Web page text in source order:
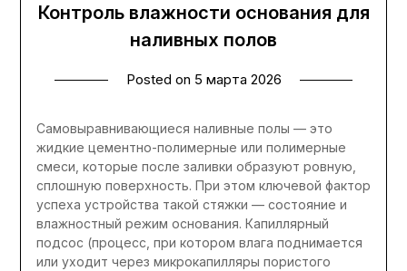
Контроль влажности основания для
наливных полов
Posted on 5 марта 2026
Самовыравнивающиеся наливные полы — это
жидкие цементно-полимерные или полимерные
смеси, которые после заливки образуют ровную,
сплошную поверхность. При этом ключевой фактор
успеха устройства такой стяжки — состояние и
влажностный режим основания. Капиллярный
подсос (процесс, при котором влага поднимается
или уходит через микрокапилляры пористого